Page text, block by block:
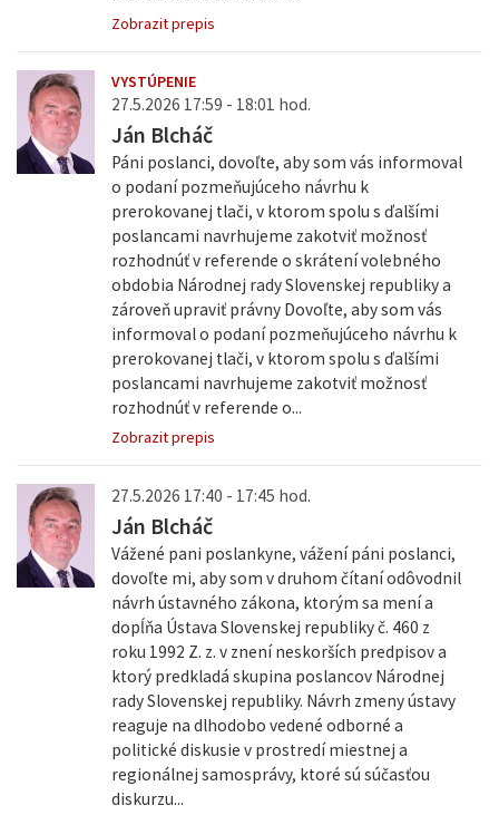
Zobrazit prepis
VYSTÚPENIE
27.5.2026 17:59 - 18:01 hod.
Ján Blcháč
Páni poslanci, dovoľte, aby som vás informoval
o podaní pozmeňujúceho návrhu k
prerokovanej tlači, v ktorom spolu s ďalšími
poslancami navrhujeme zakotviť možnosť
rozhodnúť v referende o skrátení volebného
obdobia Národnej rady Slovenskej republiky a
zároveň upraviť právny Dovoľte, aby som vás
informoval o podaní pozmeňujúceho návrhu k
prerokovanej tlači, v ktorom spolu s ďalšími
poslancami navrhujeme zakotviť možnosť
rozhodnúť v referende o...
Zobrazit prepis
27.5.2026 17:40 - 17:45 hod.
Ján Blcháč
Vážené pani poslankyne, vážení páni poslanci,
dovoľte mi, aby som v druhom čítaní odôvodnil
návrh ústavného zákona, ktorým sa mení a
dopĺňa Ústava Slovenskej republiky č. 460 z
roku 1992 Z. z. v znení neskorších predpisov a
ktorý predkladá skupina poslancov Národnej
rady Slovenskej republiky. Návrh zmeny ústavy
reaguje na dlhodobo vedené odborné a
politické diskusie v prostredí miestnej a
regionálnej samosprávy, ktoré sú súčasťou
diskurzu...